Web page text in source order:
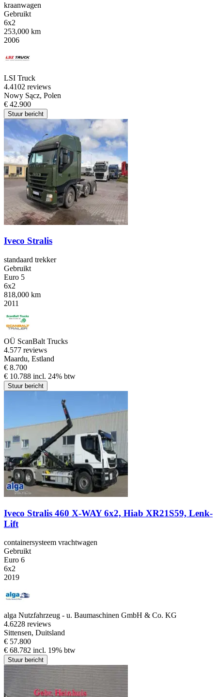
kraanwagen
Gebruikt
6x2
253,000 km
2006
LSI Truck
4.4102 reviews
Nowy Sącz, Polen
€ 42.900
Stuur bericht
Iveco Stralis
standaard trekker
Gebruikt
Euro 5
6x2
818,000 km
2011
OÜ ScanBalt Trucks
4.577 reviews
Maardu, Estland
€ 8.700
€ 10.788 incl. 24% btw
Stuur bericht
Iveco Stralis 460 X-WAY 6x2, Hiab XR21S59, Lenk-
Lift
containersysteem vrachtwagen
Gebruikt
Euro 6
6x2
2019
alga Nutzfahrzeug - u. Baumaschinen GmbH & Co. KG
4.6228 reviews
Sittensen, Duitsland
€ 57.800
€ 68.782 incl. 19% btw
Stuur bericht